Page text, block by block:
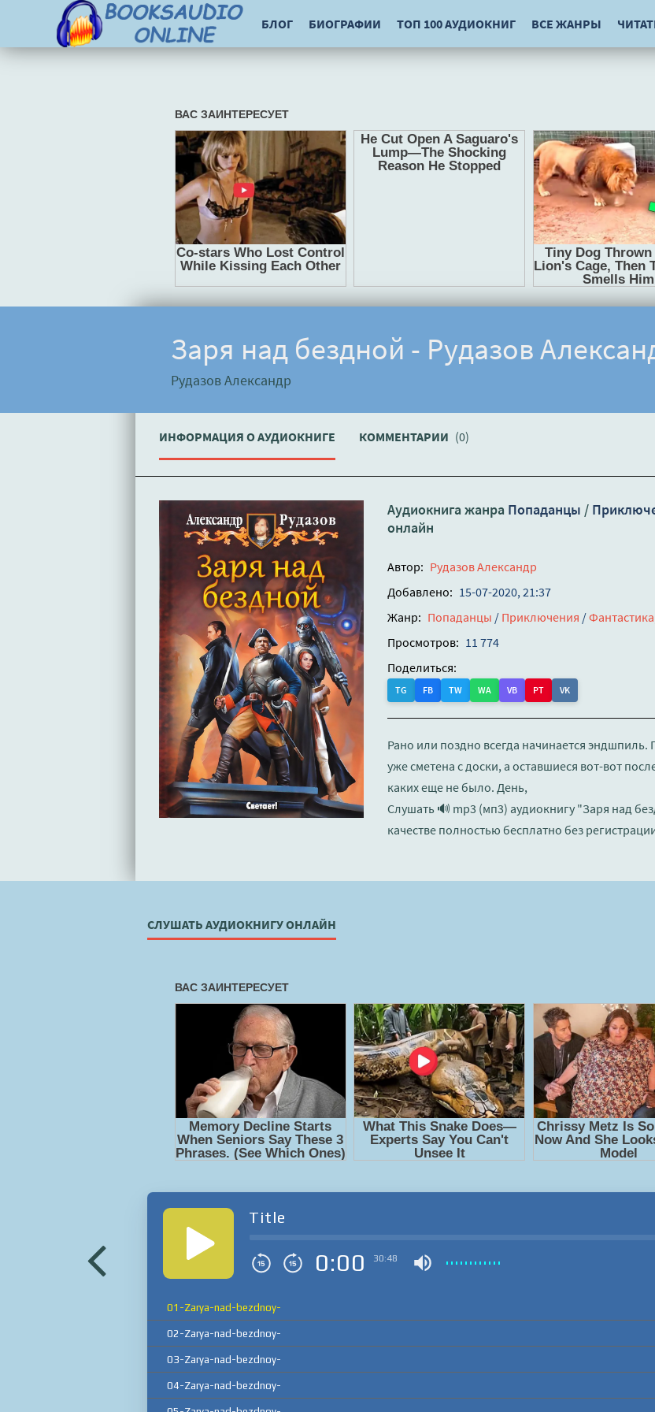
БЛОГ БИОГРАФИИ ТОП 100 АУДИОКНИГ ВСЕ ЖАНРЫ
Заря над бездной - Рудазов
Рудазов Александр
ИНФОРМАЦИЯ О АУДИОКНИГЕ КОММЕНТАРИИ (0)
Аудиокнига жанра Попаданцы /
онлайн
Автор: Рудазов Александр
Добавлено: 15-07-2020, 21:37
Жанр: Попаданцы / Приключения /
Просмотров: 11 774
Поделиться:
TG FB TW WA VB PT VK
Рано или поздно всегда начинается
уже сметена с доски, а оставшиеся вот-вот
каких еще не было. День,
Слушать 🔊 mp3 (мп3) аудиокнигу "Заря над
качестве полностью бесплатно без
СЛУШАТЬ АУДИОКНИГУ ОНЛАЙН
Title
0:00 30:48
01-Zarya-nad-bezdnoy-
02-Zarya-nad-bezdnoy-
03-Zarya-nad-bezdnoy-
04-Zarya-nad-bezdnoy-